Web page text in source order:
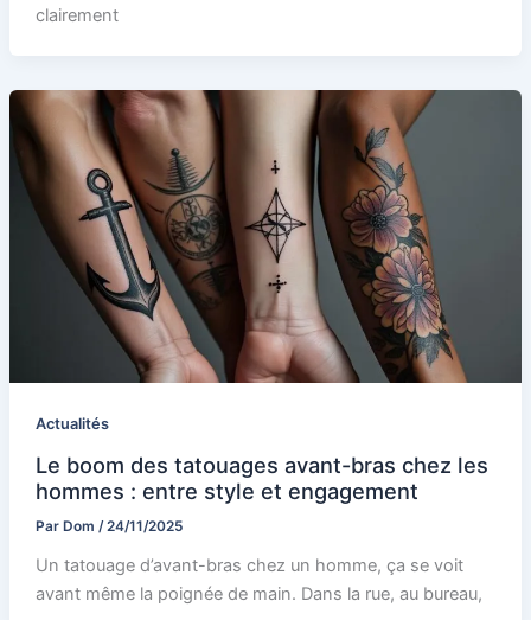
clairement
Actualités
Le boom des tatouages avant-bras chez les
hommes : entre style et engagement
Par Dom /24/11/2025
Un tatouage d’avant-bras chez un homme, ça se voit
avant même la poignée de main. Dans la rue, au bureau,